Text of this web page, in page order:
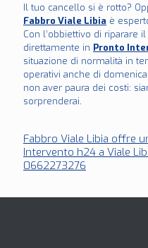
Il tuo cancello si è rotto?
Fabbro Viale Libia è
Con l’obbiettivo di riparare
direttamente in Pronto
situazione di normalità in
operativi anche di
non aver paura dei costi:
sorprenderai.
Fabbro Viale Libia offre
Intervento h24 a Viale
0662273276